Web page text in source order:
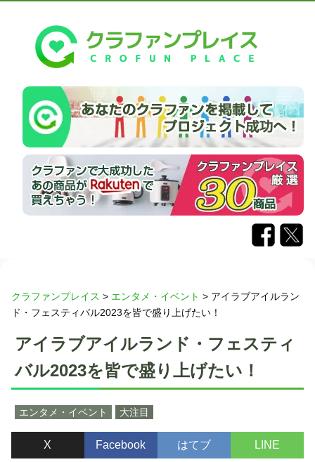
クラファンプレイス > エンタメ・イベント > アイラブアイルラン
ド・フェスティバル2023を皆で盛り上げたい！
アイラブアイルランド・フェスティ
バル2023を皆で盛り上げたい！
エンタメ・イベント 大注目
X Facebook はてブ LINE